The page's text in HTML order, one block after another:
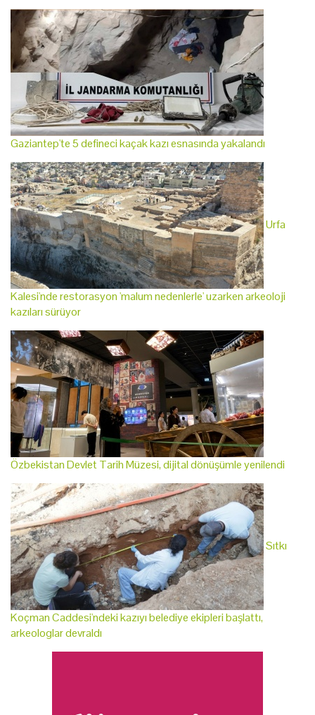
Gaziantep'te 5 defineci kaçak kazı esnasında yakalandı
Urfa
Kalesi'nde restorasyon 'malum nedenlerle' uzarken arkeoloji
kazıları sürüyor
Özbekistan Devlet Tarih Müzesi, dijital dönüşümle yenilendi
Sıtkı
Koçman Caddesi'ndeki kazıyı belediye ekipleri başlattı,
arkeologlar devraldı